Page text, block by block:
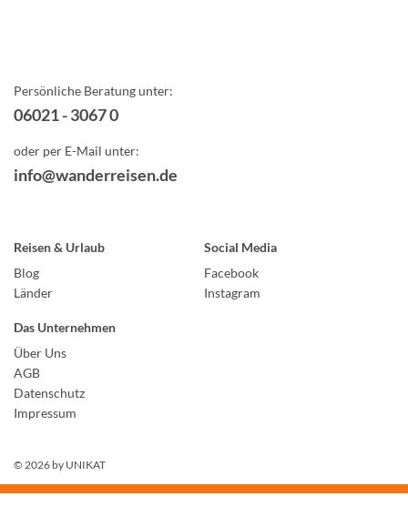
Persönliche Beratung unter:
06021 - 3067 0
oder per E-Mail unter:
info@wanderreisen.de
Reisen & Urlaub
Blog
Länder
Social Media
Facebook
Instagram
Das Unternehmen
Über Uns
AGB
Datenschutz
Impressum
© 2026 by UNIKAT